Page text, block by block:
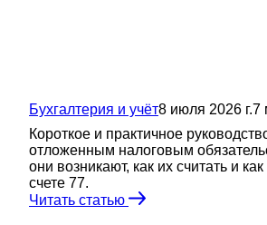
Бухгалтерия и учёт8 июля 2026 г.7
Короткое и практичное
отложенным налоговым
они возникают, как их считать и
счете 77.
Читать статью